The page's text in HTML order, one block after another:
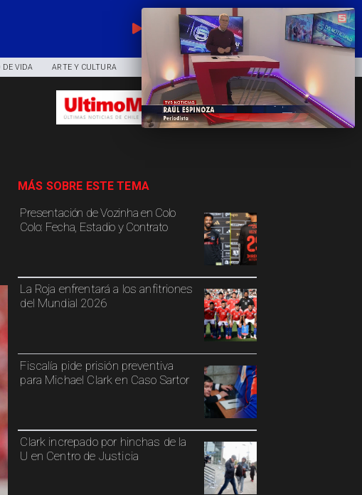
EN VIVO
DE VIDA ARTE Y CULTURA COMUNIDAD DEPORTES
Presentación de Vozinha en Colo
Colo: Fecha, Estadio y Contrato
La Roja enfrentará a los anfitriones
del Mundial 2026
Fiscalía pide prisión preventiva
para Michael Clark en Caso Sartor
Clark increpado por hinchas de la
U en Centro de Justicia
MÁS SOBRE ESTE TEMA